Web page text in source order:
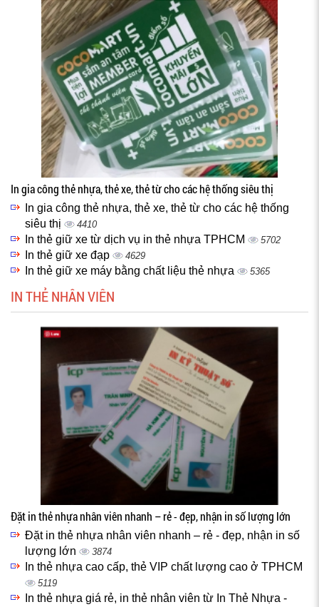
In gia công thẻ nhựa, thẻ xe, thẻ từ cho các hệ thống siêu thị
In gia công thẻ nhựa, thẻ xe, thẻ từ cho các hệ thống
siêu thị
4410
In thẻ giữ xe từ dịch vụ in thẻ nhựa TPHCM 5702
In thẻ giữ xe đạp 4629
In thẻ giữ xe máy bằng chất liệu thẻ nhựa 5365
IN THẺ NHÂN VIÊN
Đặt in thẻ nhựa nhân viên nhanh – rẻ - đẹp, nhận in số lượng lớn
Đặt in thẻ nhựa nhân viên nhanh – rẻ - đẹp, nhận in số
lượng lớn
3874
In thẻ nhựa cao cấp, thẻ VIP chất lượng cao ở TPHCM
5119
In thẻ nhựa giá rẻ, in thẻ nhân viên từ In Thẻ Nhựa -